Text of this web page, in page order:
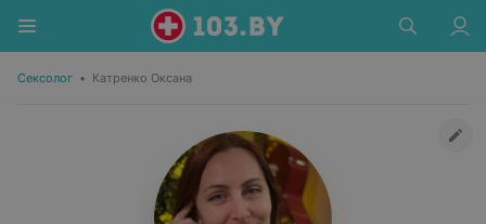
Сексолог • Катренко Оксана